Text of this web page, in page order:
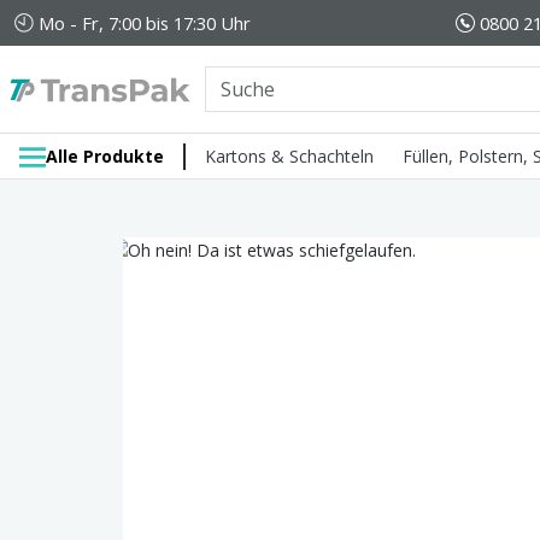
Mo - Fr, 7:00 bis 17:30 Uhr 0800
Alle Produkte Kartons & Schachteln Füllen, Polstern,